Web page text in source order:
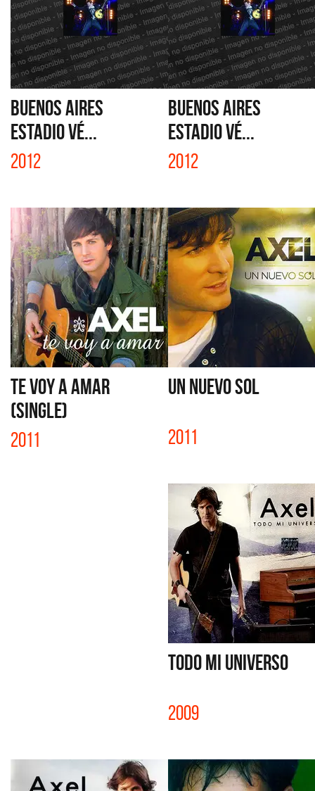
BUENOS AIRES
ESTADIO VÉ...
2012
BUENOS AIRES
ESTADIO VÉ...
2012
TE VOY A AMAR
(SINGLE)
2011
UN NUEVO SOL
2011
TODO MI UNIVERSO
2009